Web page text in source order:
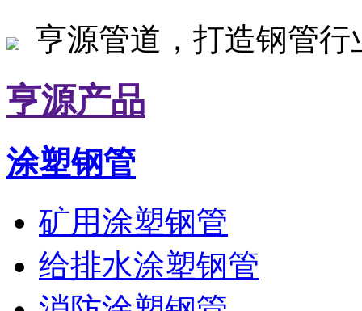
亨源管道，打造钢管
亨源产品
涂塑钢管
矿用涂塑钢管
给排水涂塑钢管